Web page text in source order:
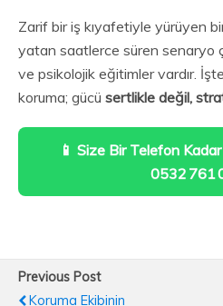
Zarif bir iş kıyafetiyle yürüyen
yatan saatlerce süren senaryo
ve psikolojik eğitimler vardır.
koruma; gücü sertlikle değil,
📱 Size Bir Telefon
0532 761
Previous Post
Koruma Ekibinin